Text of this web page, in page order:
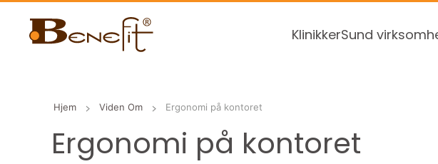
KlinikkerSund
Hjem Viden Om Ergonomi på kontoret
Ergonomi på kontoret